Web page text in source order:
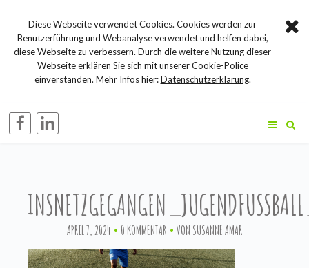
APRIL 7, 2024 0 KOMMENTAR VON SUSANNE AMAR
Diese Webseite verwendet Cookies. Cookies werden zur
Benutzerführung und Webanalyse verwendet und helfen dabei,
diese Webseite zu verbessern. Durch die weitere Nutzung dieser
Webseite erklären Sie sich mit unserer Cookie-Police
einverstanden. Mehr Infos hier:Datenschutzerklärung.